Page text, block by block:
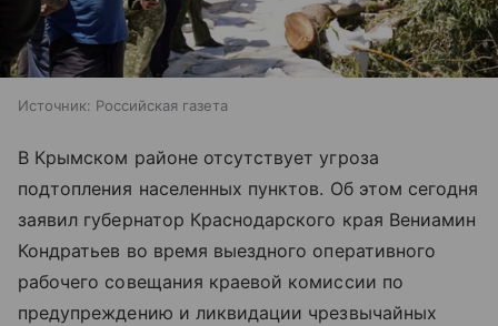
Источник: Российская газета
В Крымском районе отсутствует угроза
подтопления населенных пунктов. Об этом сегодня
заявил губернатор Краснодарского края Вениамин
Кондратьев во время выездного оперативного
рабочего совещания краевой комиссии по
предупреждению и ликвидации чрезвычайных